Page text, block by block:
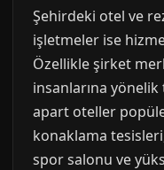
Şehirdeki otel ve
işletmeler ise
Özellikle şirket
insanlarına
apart oteller
konaklama
spor salonu ve